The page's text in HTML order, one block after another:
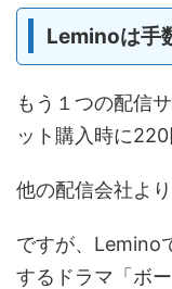
Leminoは手
もう１つの配信
ット購入時に220
他の配信会社よ
ですが、Lemino
するドラマ「ボ